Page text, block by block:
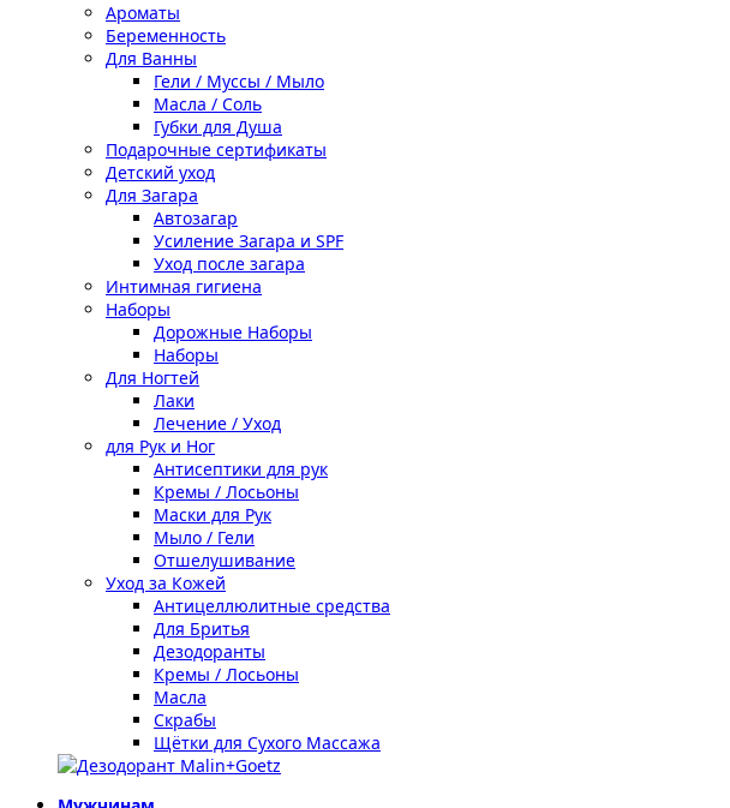
Ароматы
Беременность
Для Ванны
Гели / Муссы / Мыло
Масла / Соль
Губки для Душа
Подарочные сертификаты
Детский уход
Для Загара
Автозагар
Усиление Загара и SPF
Уход после загара
Интимная гигиена
Наборы
Дорожные Наборы
Наборы
Для Ногтей
Лаки
Лечение / Уход
для Рук и Ног
Антисептики для рук
Кремы / Лосьоны
Маски для Рук
Мыло / Гели
Отшелушивание
Уход за Кожей
Антицеллюлитные средства
Для Бритья
Дезодоранты
Кремы / Лосьоны
Масла
Скрабы
Щётки для Сухого Массажа